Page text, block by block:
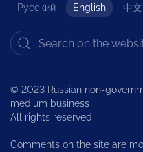
Русский English 中文
© 2023 Russian non-
medium business
All rights reserved.
Comments on the site are